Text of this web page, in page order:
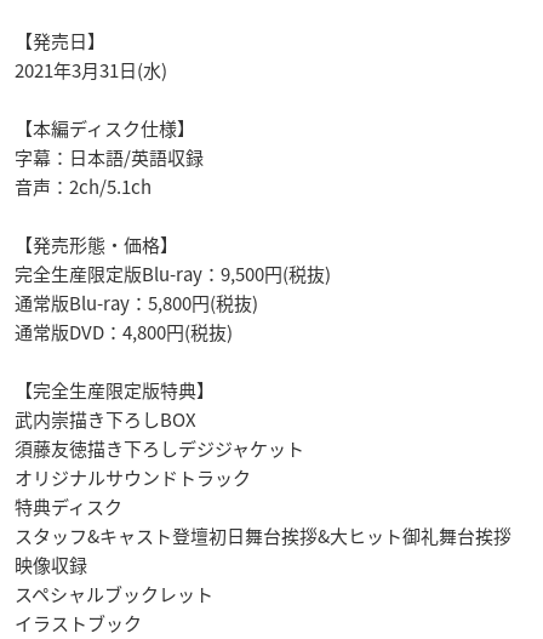
【発売日】
2021年3月31日(水)
【本編ディスク仕様】
字幕：日本語/英語収録
音声：2ch/5.1ch
【発売形態・価格】
完全生産限定版Blu-ray：9,500円(税抜)
通常版Blu-ray：5,800円(税抜)
通常版DVD：4,800円(税抜)
【完全生産限定版特典】
武内崇描き下ろしBOX
須藤友徳描き下ろしデジジャケット
オリジナルサウンドトラック
特典ディスク
スタッフ&キャスト登壇初日舞台挨拶&大ヒット御礼舞台挨拶
映像収録
スペシャルブックレット
イラストブック